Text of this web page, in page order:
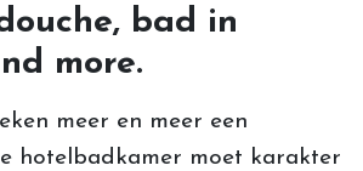
bad in
more.
meer en meer een
hotelbadkamer moet karakter